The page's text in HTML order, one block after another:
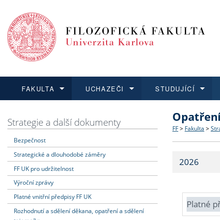
FAKULTA
Dozvědět se více
Struktura
Strategie
Fakultní
UCHAZEČI
Podat přihlášku
Co
Učitelské
STUDUJÍCÍ
Dozvědět se více
Dozvědět se více
O vědě a
Dozvědět se více
Aktuální
Strategie a další dokumenty
Bezpečnost
Strategické a dlouhodobé záměry
FF UK pro udržitelnost
Výroční zprávy
Platné vnitřní předpisy FF UK
Rozhodnutí a sdělení děkana, opatření a sdělení
FF > Fakulta >
2026
Platné